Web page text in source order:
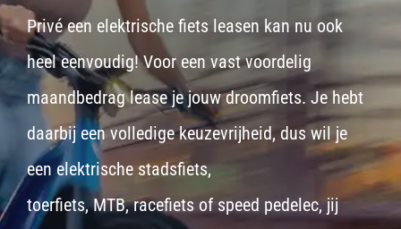
Privé een elektrische fiets leasen kan nu ook
heel eenvoudig! Voor een vast voordelig
maandbedrag lease je jouw droomfiets. Je hebt
daarbij een volledige keuzevrijheid, dus wil je
eenelektrische stadsfiets,
toerfiets,MTB,racefietsof speed pedelec, jij